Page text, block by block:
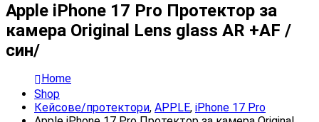
Apple iPhone 17 Pro Протектор за
камера Original Lens glass AR +AF /
син/
Home
Shop
Кейсове/протектори, APPLE, iPhone 17 Pro